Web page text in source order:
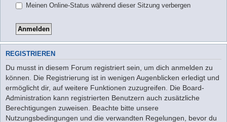
Meinen Online-Status während dieser Sitzung verbergen
REGISTRIEREN
Du musst in diesem Forum registriert sein, um dich anmelden zu
können. Die Registrierung ist in wenigen Augenblicken erledigt und
ermöglicht dir, auf weitere Funktionen zuzugreifen. Die Board-
Administration kann registrierten Benutzern auch zusätzliche
Berechtigungen zuweisen. Beachte bitte unsere
Nutzungsbedingungen und die verwandten Regelungen, bevor du